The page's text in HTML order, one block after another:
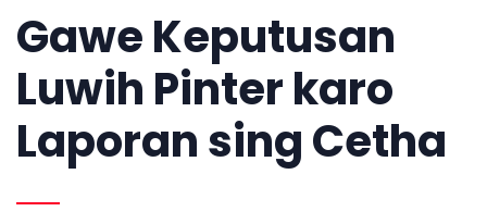
Gawe Keputusan
Luwih Pinter karo
Laporan sing Cetha